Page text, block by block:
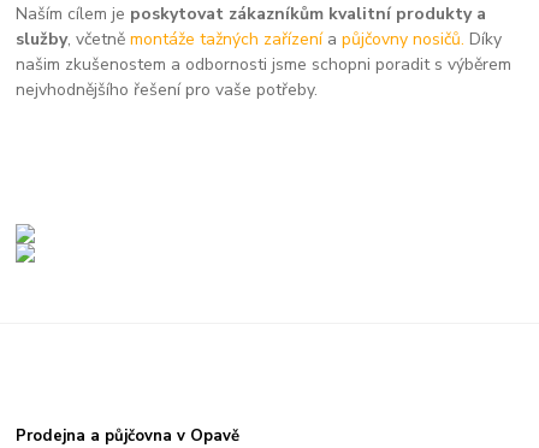
Naším cílem je poskytovat zákazníkům kvalitní produkty a
služby, včetněmontáže tažných zařízení apůjčovny nosičů. Díky
našim zkušenostem a odbornosti jsme schopni poradit s výběrem
nejvhodnějšího řešení pro vaše potřeby.
Prodejna a půjčovna v Opavě